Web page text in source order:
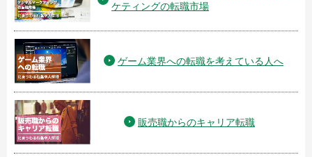
ケティングの転職市場
ゲーム業界への転職を考えている人へ
販売職からのキャリア転職